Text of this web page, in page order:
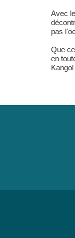
Avec
pas
Que
en